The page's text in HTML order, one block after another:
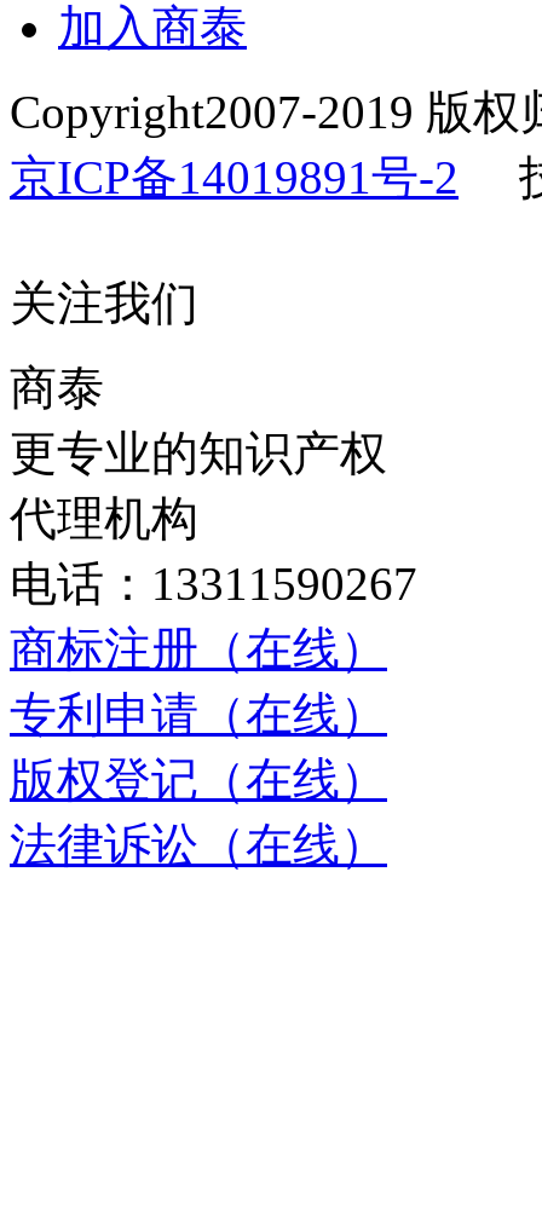
加入商泰
Copyright️2007-2019 版
京ICP备14019891号-2
关注我们
商泰
更专业的知识产权
代理机构
电话：13311590267
商标注册（在线）
专利申请（在线）
版权登记（在线）
法律诉讼（在线）